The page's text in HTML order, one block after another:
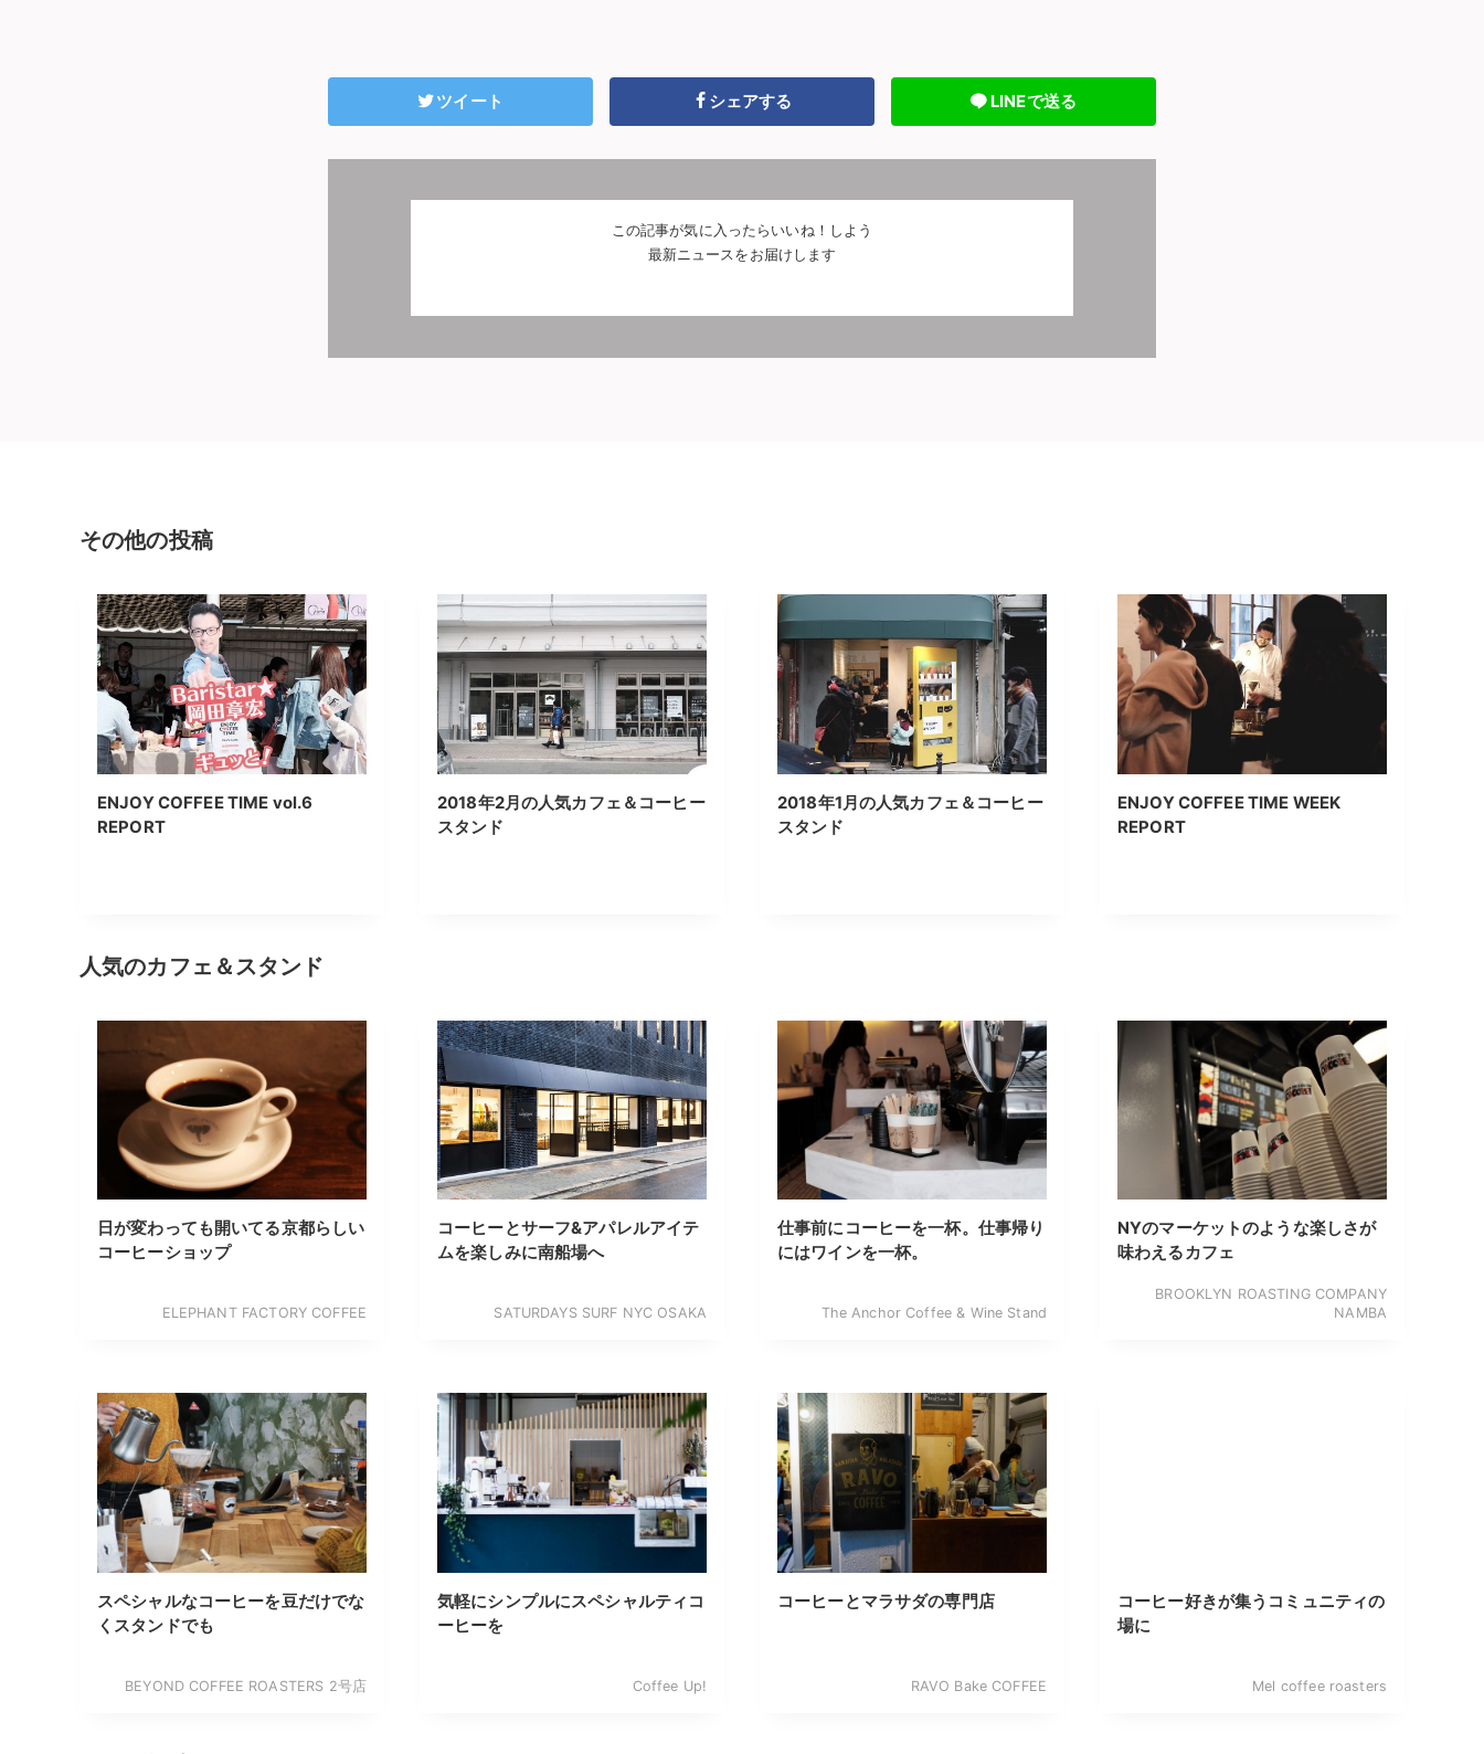
ツイート シェアする LINEで送る
この記事が気に入ったらいいね！しよう
最新ニュースをお届けします
その他の投稿
ENJOY COFFEE TIME vol.6
REPORT
2018年2月の人気カフェ＆コーヒー
スタンド
2018年1月の人気カフェ＆コーヒー
スタンド
ENJOY COFFEE TIME WEEK
REPORT
人気のカフェ＆スタンド
日が変わっても開いてる京都らしい
コーヒーショップ
ELEPHANT FACTORY COFFEE
コーヒーとサーフ&アパレルアイテ
ムを楽しみに南船場へ
SATURDAYS SURF NYC OSAKA
仕事前にコーヒーを一杯。仕事帰り
にはワインを一杯。
The Anchor Coffee & Wine Stand
NYのマーケットのような楽しさが
味わえるカフェ
BROOKLYN ROASTING COMPANY
NAMBA
スペシャルなコーヒーを豆だけでな
くスタンドでも
BEYOND COFFEE ROASTERS 2号店
気軽にシンプルにスペシャルティコ
ーヒーを
Coffee Up!
コーヒーとマラサダの専門店
RAVO Bake COFFEE
コーヒー好きが集うコミュニティの
場に
Mel coffee roasters